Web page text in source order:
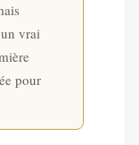
vrai
pour